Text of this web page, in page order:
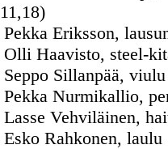
Pekka Eriksson,
Olli Haavisto, steel-
Seppo Sillanpää,
Pekka Nurmikallio,
Lasse Vehviläinen,
Esko Rahkonen, laulu